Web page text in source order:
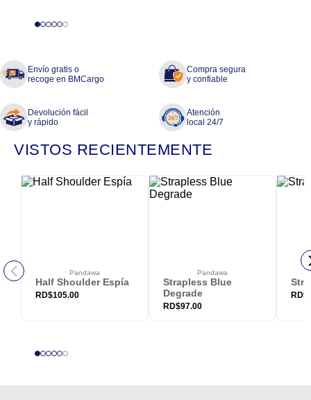
Envío gratis o
recoge en BMCargo
Compra segura
y confiable
Devolución fácil
y rápido
Atención
local 24/7
VISTOS RECIENTEMENTE
Pandawa
Half Shoulder Espía
RD$105.00
Pandawa
Strapless Blue
Degrade
RD$97.00
RD$